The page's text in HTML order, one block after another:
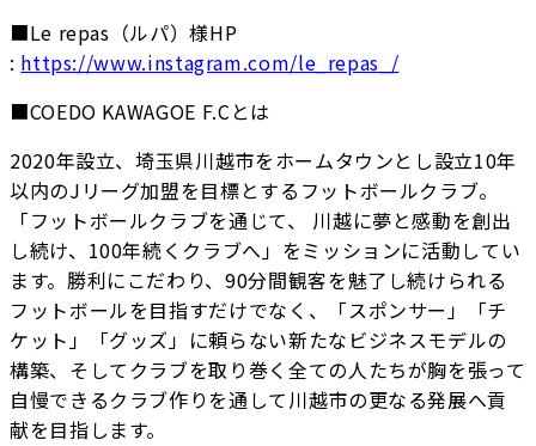
■Le repas（ルパ）様HP
: https://www.instagram.com/le_repas_/
■COEDO KAWAGOE F.Cとは
2020年設立、埼玉県川越市をホームタウンとし設立10年
以内のJリーグ加盟を目標とするフットボールクラブ。
「フットボールクラブを通じて、 川越に夢と感動を創出
し続け、100年続くクラブへ」をミッションに活動してい
ます。勝利にこだわり、90分間観客を魅了し続けられる
フットボールを目指すだけでなく、「スポンサー」「チ
ケット」「グッズ」に頼らない新たなビジネスモデルの
構築、そしてクラブを取り巻く全ての人たちが胸を張って
自慢できるクラブ作りを通して川越市の更なる発展へ貢
献を目指します。